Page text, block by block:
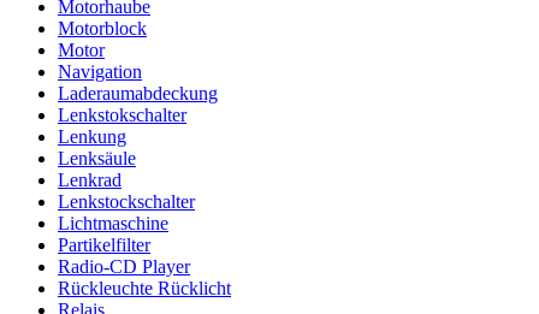
Motorhaube
Motorblock
Motor
Navigation
Laderaumabdeckung
Lenkstokschalter
Lenkung
Lenksäule
Lenkrad
Lenkstockschalter
Lichtmaschine
Partikelfilter
Radio-CD Player
Rückleuchte Rücklicht
Relais